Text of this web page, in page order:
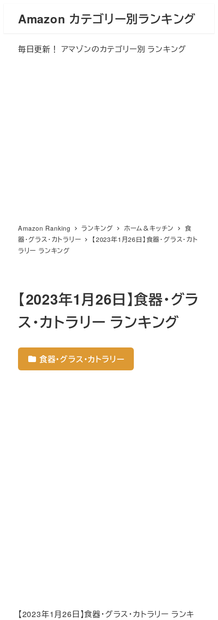
Amazon カテゴリー別ランキング
毎日更新！ アマゾンのカテゴリー別 ランキング
Amazon Ranking ランキング ホーム＆キッチン
食
器・グラス・カトラリー
【2023年1月26日】食器・グラス・カト
ラリー ランキング
【2023年1月26日】食器・グラ
ス・カトラリー ランキング
食器・グラス・カトラリー
【2023年1月26日】食器・グラス・カトラリー ランキ